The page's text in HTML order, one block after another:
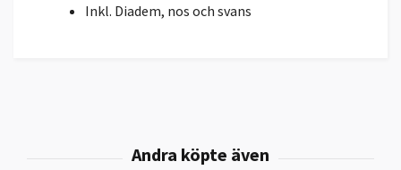
Inkl. Diadem, nos och svans